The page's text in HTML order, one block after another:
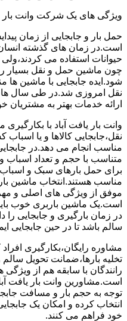
ویژگی های یک شرکت وانت
حمل بار و جابجایی از زمان
است.در زمان های گذشته
حیوانات استفاده می
چون ماشین حمل و نقل بسیار
شود.ایده جابجایی با ماشین
نقل امروزی شد.در طی سال
ارائه خدمات بهتر به مشتریان
وانت بار یافت آباد با
نقل،جابجایی کالاها و یا اسباب
مناسب انجام می دهد.در
متناسب با حجم و تعداد اسباب
برای حمل بارهای سبک و
مناسب هستند.انتخاب ماشین
موفق از ویژگی های اصلی و
است.یک ماشین باربری خوب
در زمان بارگیری و جابجایی را
سالم باشد تا در حین جابجایی
مشاوره رایگان،بکارگیری
تخلیه بارها،ضمانت تحویل
رانندگان با سابقه هم از
است.مشاورین وانت بار یافت
توجه به حجم بار و مسافت
انتخاب کرده و امکان یک
خود فراهم می کنند.